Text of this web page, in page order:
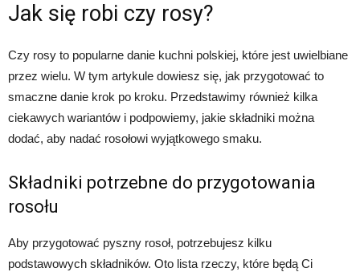
Jak się robi czy rosy?
Czy rosy to popularne danie kuchni polskiej, które jest uwielbiane
przez wielu. W tym artykule dowiesz się, jak przygotować to
smaczne danie krok po kroku. Przedstawimy również kilka
ciekawych wariantów i podpowiemy, jakie składniki można
dodać, aby nadać rosołowi wyjątkowego smaku.
Składniki potrzebne do przygotowania
rosołu
Aby przygotować pyszny rosoł, potrzebujesz kilku
podstawowych składników. Oto lista rzeczy, które będą Ci